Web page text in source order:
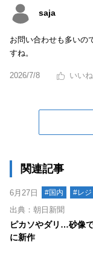
saja
お問い合わせも多いの
すね。
2026/7/8
関連記事
6月27日 #国内 #レジ
出典：朝日新聞
ピカソやダリ…砂像
に新作